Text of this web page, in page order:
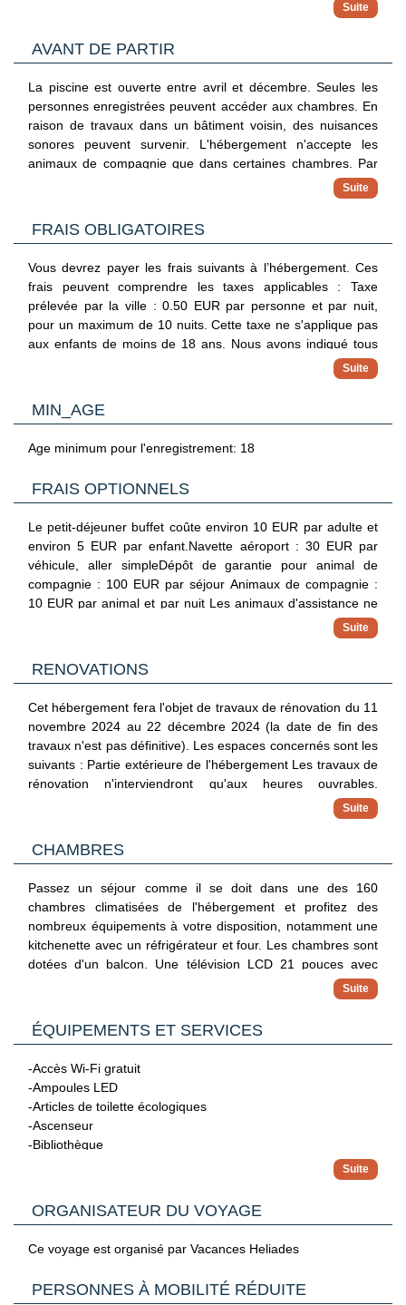
petite pause fraîcheur autant de fois que vous le souhaitez.
ses 4 bars de plage ou de ses 2 bars en bord de piscine. Un
10 h 30 moyennant un supplément.
AVANT DE PARTIR
La piscine est ouverte entre avril et décembre. Seules les
personnes enregistrées peuvent accéder aux chambres. En
raison de travaux dans un bâtiment voisin, des nuisances
sonores peuvent survenir. L'hébergement n'accepte les
animaux de compagnie que dans certaines chambres. Par
ailleurs, la présence d'animaux de compagnie fait l'objet d'un
supplément (voir section « Frais »). Si vous souhaitez
l'hébergement au moyen des coordonnées fournies dans la
espèces disponibles pour toutes les transactions.Formalités
d'arrivée sans contact et formalités de départ sans contact
disponibles.
FRAIS OBLIGATOIRES
Vous devrez payer les frais suivants à l’hébergement. Ces
frais peuvent comprendre les taxes applicables : Taxe
prélevée par la ville : 0.50 EUR par personne et par nuit,
pour un maximum de 10 nuits. Cette taxe ne s'applique pas
aux enfants de moins de 18 ans. Nous avons indiqué tous
MIN_AGE
Age minimum pour l'enregistrement: 18
FRAIS OPTIONNELS
Le petit-déjeuner buffet coûte environ 10 EUR par adulte et
environ 5 EUR par enfant.Navette aéroport : 30 EUR par
véhicule, aller simpleDépôt de garantie pour animal de
compagnie : 100 EUR par séjour Animaux de compagnie :
10 EUR par animal et par nuit Les animaux d'assistance ne
sont soumis à aucuns frais.Supplément en cas de départ
tardif : 35 EUR (sous réserve de disponibilité) Coffre-fort
nuit La liste ci-dessus peut ne pas être exhaustive. Les frais
soumis à modification.
RENOVATIONS
Cet hébergement fera l'objet de travaux de rénovation du 11
novembre 2024 au 22 décembre 2024 (la date de fin des
travaux n'est pas définitive). Les espaces concernés sont les
suivants : Partie extérieure de l'hébergement Les travaux de
rénovation n'interviendront qu'aux heures ouvrables.
L'hébergement mettra tout en œuvre pour minimiser le
CHAMBRES
Passez un séjour comme il se doit dans une des 160
chambres climatisées de l'hébergement et profitez des
nombreux équipements à votre disposition, notamment une
kitchenette avec un réfrigérateur et four. Les chambres sont
dotées d'un balcon. Une télévision LCD 21 pouces avec
chaînes par satellite assure votre divertissement et l'accès
Wi-Fi à Internet gratuit vous permet de rester en contact
avec le reste du monde. Les équipements et services offerts
par l'hébergement comprennent un téléphone, mais aussi un
ÉQUIPEMENTS ET SERVICES
-Accès Wi-Fi gratuit
-Ampoules LED
-Articles de toilette écologiques
-Ascenseur
-Bibliothèque
-Distributeur de billets/services bancaires
-Hébergement non-fumeurs
-Nombre de bars de plage : 2
ORGANISATEUR DU VOYAGE
Ce voyage est organisé par Vacances Heliades
PERSONNES À MOBILITÉ RÉDUITE